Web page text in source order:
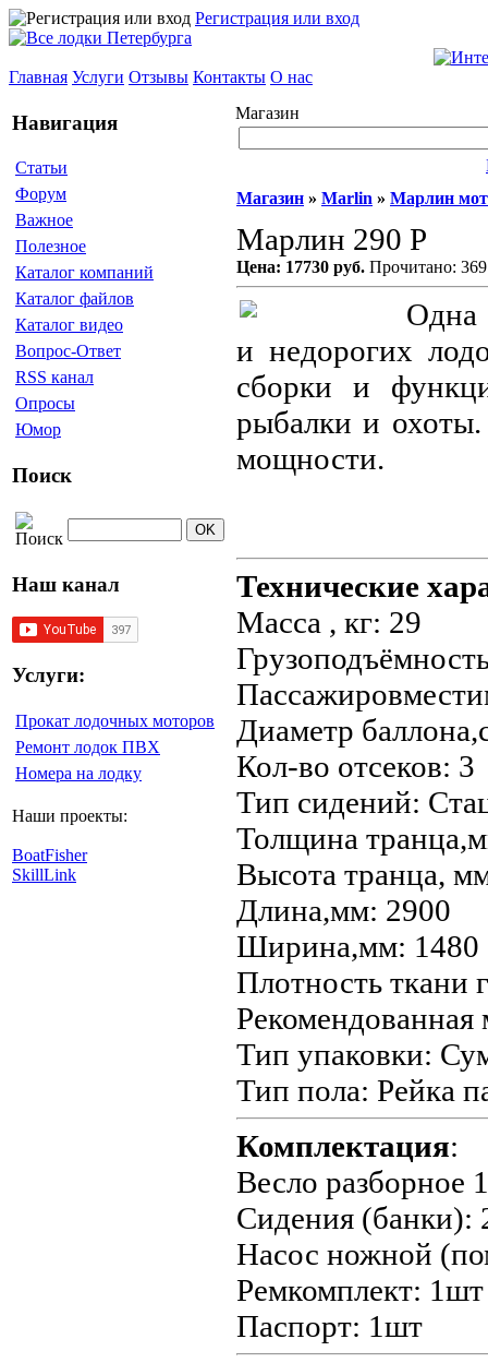
Регистрация или вход
Главная Услуги Отзывы Контакты О нас
Навигация
Статьи
Форум
Важное
Полезное
Каталог компаний
Каталог файлов
Каталог видео
Вопрос-Ответ
RSS канал
Опросы
Юмор
Поиск
Наш канал
Услуги:
Прокат лодочных моторов
Ремонт лодок ПВХ
Номера на лодку
Наши проекты:
BoatFisher
SkillLink
Магазин
Магазин » Marlin » Марлин
Марлин 290 P
Цена: 17730 руб. Прочитано:
Одна
и недорогих
сборки и
рыбалки и
мощности.
Технические
Масса , кг: 29
Диаметр
Кол-во отсеков: 3
Тип сидений:
Толщина
Высота транца,
Длина,мм: 2900
Ширина,мм: 1480
Плотность ткани
Тип упаковки:
Тип пола: Рейка
Комплектация:
Весло разборное
Сидения (банки):
Насос ножной
Ремкомплект: 1шт
Паспорт: 1шт